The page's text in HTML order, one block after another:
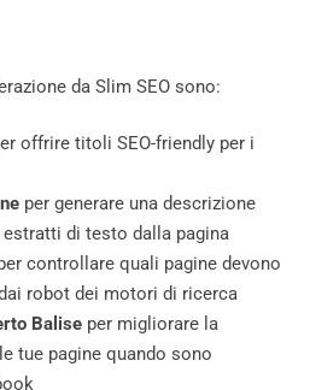
da Slim SEO sono:
offrire titoli SEO-friendly per i
per generare una descrizione
estratti di testo dalla pagina
controllare quali pagine devono
robot dei motori di ricerca
Balise per migliorare la
tue pagine quando sono